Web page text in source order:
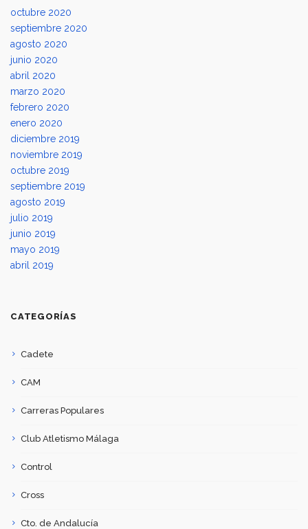
octubre 2020
septiembre 2020
agosto 2020
junio 2020
abril 2020
marzo 2020
febrero 2020
enero 2020
diciembre 2019
noviembre 2019
octubre 2019
septiembre 2019
agosto 2019
julio 2019
junio 2019
mayo 2019
abril 2019
CATEGORÍAS
Cadete
CAM
Carreras Populares
Club Atletismo Málaga
Control
Cross
Cto. de Andalucía